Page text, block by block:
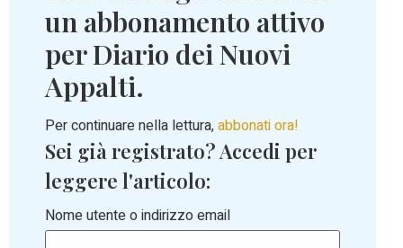
un abbonamento attivo
per Diario dei Nuovi
Appalti.
Per continuare nella lettura,abbonati ora!
Sei già registrato? Accedi per
leggere l'articolo:
Nome utente o indirizzo email